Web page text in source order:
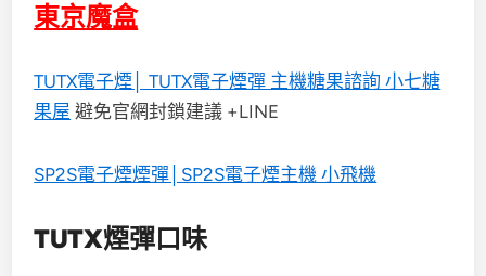
東京魔盒
TUTX電子煙│ TUTX電子煙彈 主機糖果諮詢 小七糖
果屋 避免官網封鎖建議 +LINE
SP2S電子煙煙彈│SP2S電子煙主機 小飛機
TUTX煙彈口味